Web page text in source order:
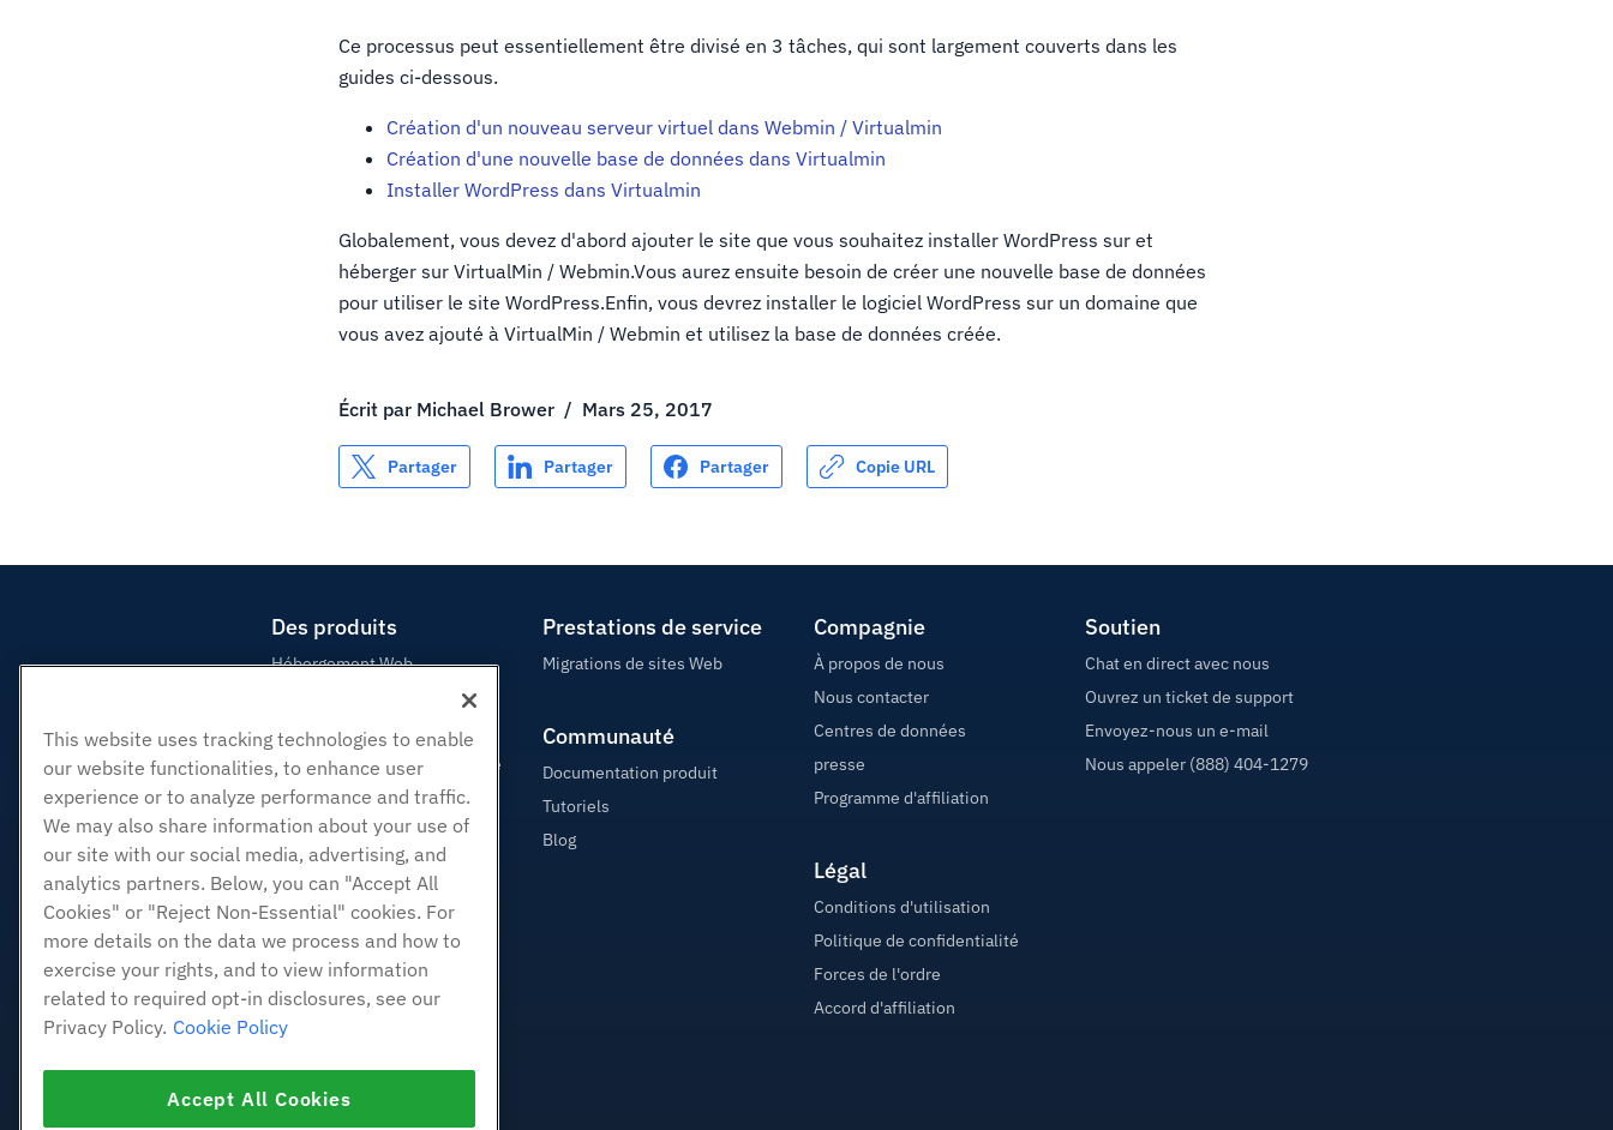
Ce processus peut essentiellement être divisé en 3 tâches, qui sont largement couverts dans les
guides ci-dessous.
Création d'un nouveau serveur virtuel dans Webmin / Virtualmin
Création d'une nouvelle base de données dans Virtualmin
Installer WordPress dans Virtualmin
Globalement, vous devez d'abord ajouter le site que vous souhaitez installer WordPress sur et
héberger sur VirtualMin / Webmin.Vous aurez ensuite besoin de créer une nouvelle base de données
pour utiliser le site WordPress.Enfin, vous devrez installer le logiciel WordPress sur un domaine que
vous avez ajouté à VirtualMin / Webmin et utilisez la base de données créée.
Écrit par Michael Brower / Mars 25, 2017
Partager Partager Partager Copie URL
Des produits
Hébergement Web
Hébergement professionnel
Revendeur Hébergeur
Revendeur en marque blanche
Géré Linux VPS
Linux non gérés VPS
Windows gérés VPS
Windows non géré VPS
Équilibreurs de charge
Stockage de blocs
Stockage d'objets
SSL Certificats
Hébergement d'applications
Prestations de service
Migrations de sites Web
Communauté
Documentation produit
Tutoriels
Blog
Compagnie
À propos de nous
Nous contacter
Centres de données
presse
Programme d'affiliation
Légal
Conditions d'utilisation
Politique de confidentialité
Forces de l'ordre
Accord d'affiliation
Soutien
Chat en direct avec nous
Ouvrez un ticket de support
Envoyez-nous un e-mail
Nous appeler (888) 404-1279
This website uses tracking technologies to enable
our website functionalities, to enhance user
experience or to analyze performance and traffic.
We may also share information about your use of
our site with our social media, advertising, and
analytics partners. Below, you can "Accept All
Cookies" or "Reject Non-Essential" cookies. For
more details on the data we process and how to
exercise your rights, and to view information
related to required opt-in disclosures, see our
Privacy Policy. Cookie Policy
Accept All Cookies